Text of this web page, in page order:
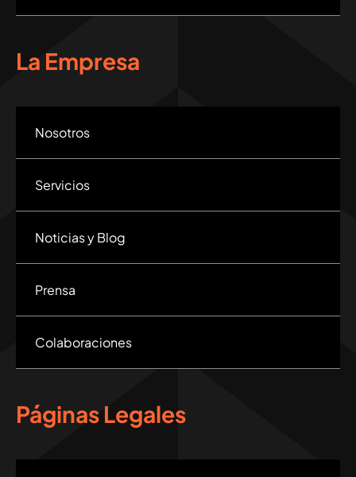
La Empresa
Nosotros
Servicios
Noticias y Blog
Prensa
Colaboraciones
Páginas Legales